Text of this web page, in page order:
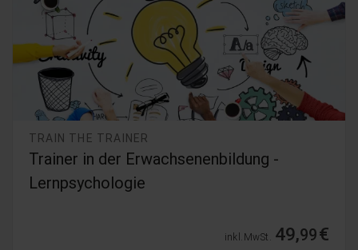
TRAIN THE TRAINER
Trainer in der Erwachsenenbildung -
Lernpsychologie
inkl. MwSt. 49,99€